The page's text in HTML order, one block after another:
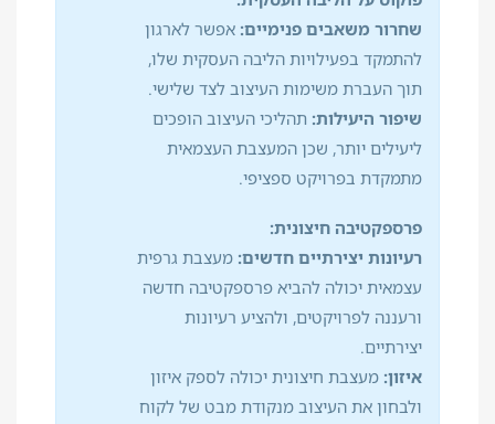
שחרור משאבים פנימיים: אפשר לארגון
להתמקד בפעילויות הליבה העסקית שלו,
תוך העברת משימות העיצוב לצד שלישי.
שיפור היעילות: תהליכי העיצוב הופכים
ליעילים יותר, שכן המעצבת העצמאית
מתמקדת בפרויקט ספציפי.
פרספקטיבה חיצונית:
רעיונות יצירתיים חדשים: מעצבת גרפית
עצמאית יכולה להביא פרספקטיבה חדשה
ורעננה לפרויקטים, ולהציע רעיונות
יצירתיים.
איזון: מעצבת חיצונית יכולה לספק איזון
ולבחון את העיצוב מנקודת מבט של לקוח